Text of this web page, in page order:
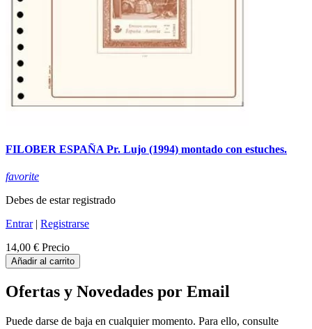
FILOBER ESPAÑA Pr. Lujo (1994) montado con estuches.
favorite
Debes de estar registrado
Entrar| Registrarse
14,00 € Precio
Añadir al carrito
Ofertas y Novedades por Email
Puede darse de baja en cualquier momento. Para ello, consulte